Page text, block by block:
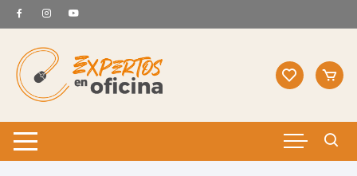
Saltar
al
contenido